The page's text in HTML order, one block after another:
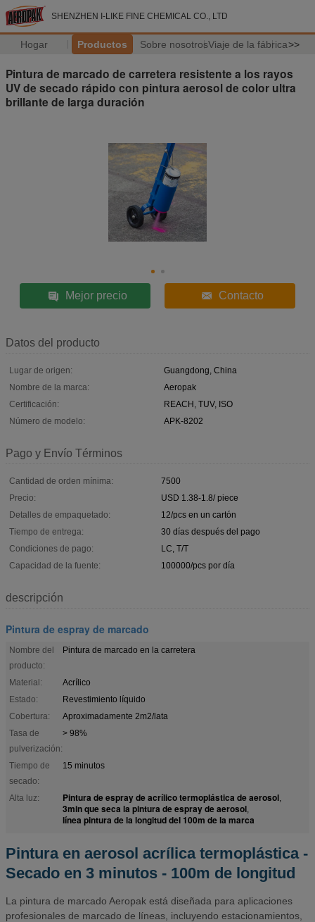
SHENZHEN I-LIKE FINE CHEMICAL CO., LTD
Hogar Productos Sobre nosotrosViaje de la fábrica>>
Pintura de marcado de carretera resistente a los rayos
UV de secado rápido con pintura aerosol de color ultra
brillante de larga duración
Mejor precio Contacto
Datos del producto
Lugar de origen:
Guangdong, China
Nombre de la marca:
Aeropak
Certificación:
REACH, TUV, ISO
Número de modelo:
APK-8202
Pago y Envío Términos
Cantidad de orden mínima:
7500
Precio:
USD 1.38-1.8/ piece
Detalles de empaquetado:
12/pcs en un cartón
Tiempo de entrega:
30 días después del pago
Condiciones de pago:
LC, T/T
Capacidad de la fuente:
100000/pcs por día
descripción
Pintura de espray de marcado
Nombre del
producto:
Pintura de marcado en la carretera
Material:
Acrílico
Estado:
Revestimiento líquido
Cobertura:
Aproximadamente 2m2/lata
Tasa de
pulverización:
> 98%
Tiempo de
secado:
15 minutos
Alta luz: Pintura de espray de acrílico termoplástica de aerosol,
3min que seca la pintura de espray de aerosol,
línea pintura de la longitud del 100m de la marca
Pintura en aerosol acrílica termoplástica -
Secado en 3 minutos - 100m de longitud
La pintura de marcado Aeropak está diseñada para aplicaciones
profesionales de marcado de líneas, incluyendo estacionamientos,